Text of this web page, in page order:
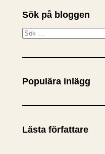
Sök på bloggen
S
k
Populära inlägg
Lästa författare